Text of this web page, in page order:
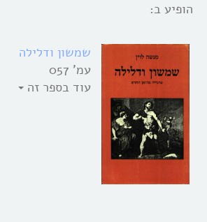
הופיע ב:
שמשון ודלילה
עמ' 057
עוד בספר זה